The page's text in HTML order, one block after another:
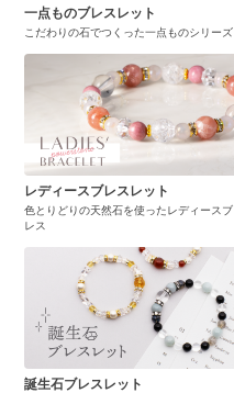
一点ものブレスレット
こだわりの石でつくった一点ものシリーズ
レディースブレスレット
色とりどりの天然石を使ったレディースブ
レス
誕生石ブレスレット